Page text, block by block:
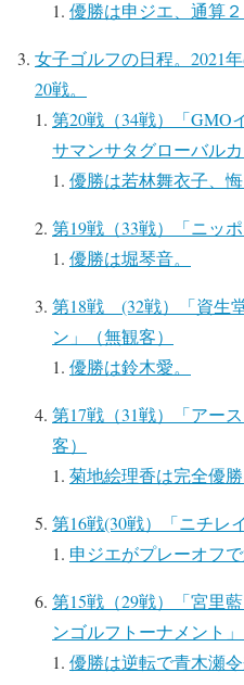
優勝は申ジエ、通算２
女子ゴルフの日程。2021
20戦。
第20戦（34戦）「GMO
サマンサタグローバルカ
優勝は若林舞衣子、
第19戦（33戦）「ニッ
優勝は堀琴音。
第18戦 (32戦）「資生
ン」（無観客）
優勝は鈴木愛。
第17戦（31戦）「アー
客）
菊地絵理香は完全優勝
第16戦(30戦）「ニチレ
申ジエがプレーオフで
第15戦（29戦）「宮里
ンゴルフトーナメント」
優勝は逆転で青木瀬令